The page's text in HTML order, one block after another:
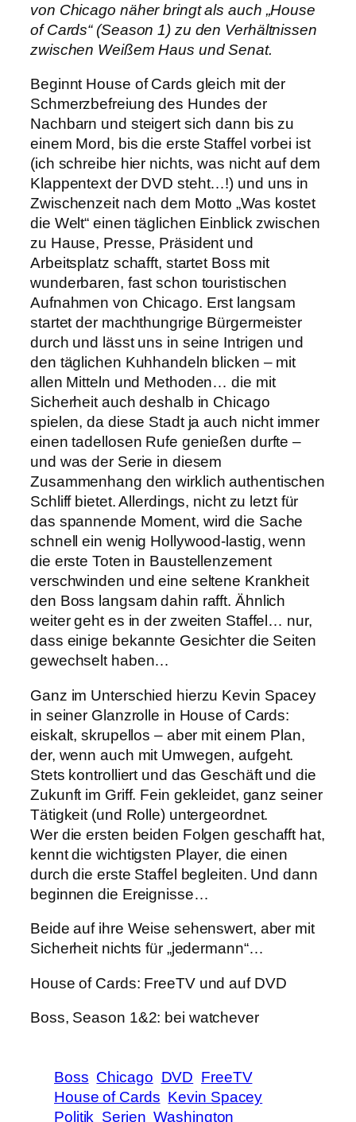
von Chicago näher bringt als auch „House
of Cards“ (Season 1) zu den Verhältnissen
zwischen Weißem Haus und Senat.
Beginnt House of Cards gleich mit der
Schmerzbefreiung des Hundes der
Nachbarn und steigert sich dann bis zu
einem Mord, bis die erste Staffel vorbei ist
(ich schreibe hier nichts, was nicht auf dem
Klappentext der DVD steht…!) und uns in
Zwischenzeit nach dem Motto „Was kostet
die Welt“ einen täglichen Einblick zwischen
zu Hause, Presse, Präsident und
Arbeitsplatz schafft, startet Boss mit
wunderbaren, fast schon touristischen
Aufnahmen von Chicago. Erst langsam
startet der machthungrige Bürgermeister
durch und lässt uns in seine Intrigen und
den täglichen Kuhhandeln blicken – mit
allen Mitteln und Methoden… die mit
Sicherheit auch deshalb in Chicago
spielen, da diese Stadt ja auch nicht immer
einen tadellosen Rufe genießen durfte –
und was der Serie in diesem
Zusammenhang den wirklich authentischen
Schliff bietet. Allerdings, nicht zu letzt für
das spannende Moment, wird die Sache
schnell ein wenig Hollywood-lastig, wenn
die erste Toten in Baustellenzement
verschwinden und eine seltene Krankheit
den Boss langsam dahin rafft. Ähnlich
weiter geht es in der zweiten Staffel… nur,
dass einige bekannte Gesichter die Seiten
gewechselt haben…
Ganz im Unterschied hierzu Kevin Spacey
in seiner Glanzrolle in House of Cards:
eiskalt, skrupellos – aber mit einem Plan,
der, wenn auch mit Umwegen, aufgeht.
Stets kontrolliert und das Geschäft und die
Zukunft im Griff. Fein gekleidet, ganz seiner
Tätigkeit (und Rolle) untergeordnet.
Wer die ersten beiden Folgen geschafft hat,
kennt die wichtigsten Player, die einen
durch die erste Staffel begleiten. Und dann
beginnen die Ereignisse…
Beide auf ihre Weise sehenswert, aber mit
Sicherheit nichts für „jedermann“…
House of Cards: FreeTV und auf DVD
Boss, Season 1&2: bei watchever
Boss Chicago DVD FreeTV
House of Cards Kevin Spacey
Politik Serien Washington